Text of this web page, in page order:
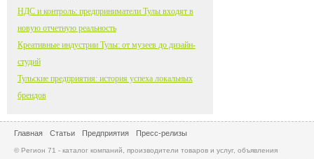
НДС и контроль: предприниматели Тулы входят в
новую отчетную реальность
Креативные индустрии Тулы: от музеев до дизайн-
студий
Тульские предприятия: история успеха локальных
брендов
Главная Статьи Предприятия Пресс-релизы
© Регион 71 - каталог компаний, производители товаров и услуг, объявления